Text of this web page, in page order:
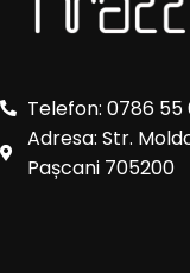
Telefon: 0786 55
Adresa: Str.
Pașcani 705200